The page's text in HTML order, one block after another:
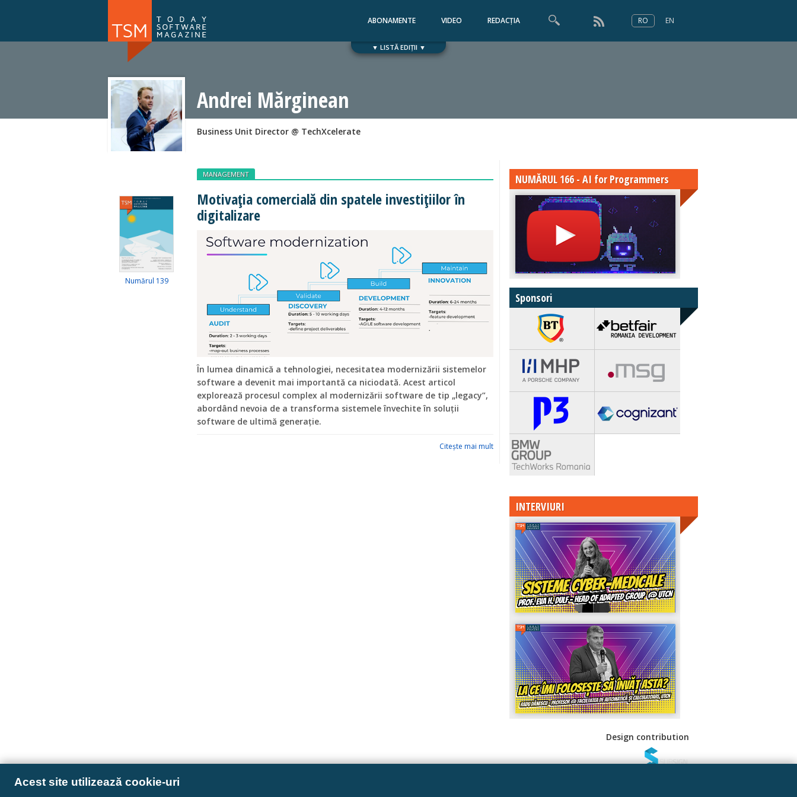
ABONAMENTE VIDEO REDACȚIA RO EN
Acest site utilizează cookie-uri
NOU
▼ LISTĂ EDIȚII ▼
Andrei Mărginean
Business Unit Director @ TechXcelerate
Numărul 139
MANAGEMENT
Motivația comercială din spatele investițiilor în
digitalizare
În lumea dinamică a tehnologiei, necesitatea modernizării sistemelor
software a devenit mai importantă ca niciodată. Acest articol
explorează procesul complex al modernizării software de tip „legacy”,
abordând nevoia de a transforma sistemele învechite în soluții
software de ultimă generație.
Citeşte mai mult
NUMĂRUL 166 - AI for Programmers
Sponsori
INTERVIURI
Design contribution